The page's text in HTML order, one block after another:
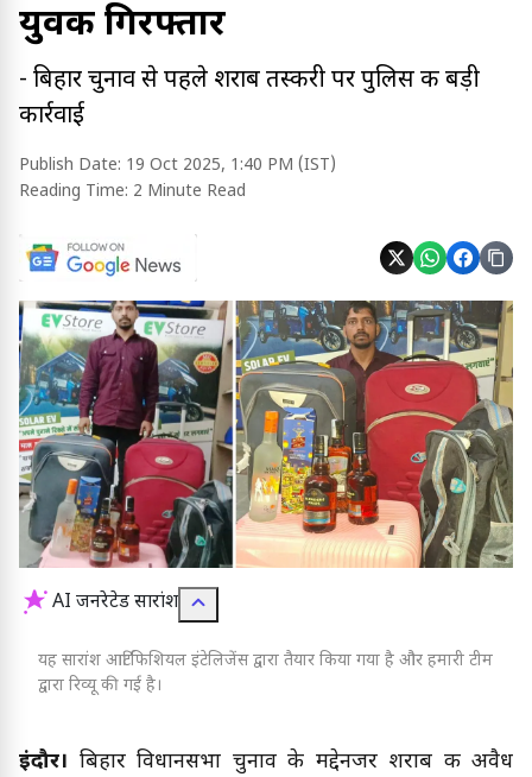
युवक गिरफ्तार
- बिहार चुनाव से पहले शराब तस्करी पर पुलिस की बड़ी
कार्रवाई
Publish Date: 19 Oct 2025, 1:40 PM (IST)
Reading Time: 2 Minute Read
AI जनरेटेड सारांश
यह सारांश आर्टिफिशियल इंटेलिजेंस द्वारा तैयार किया गया है और हमारी टीम
द्वारा रिव्यू की गई है।
इंदौर। बिहार विधानसभा चुनाव के मद्देनजर शराब की अवैध